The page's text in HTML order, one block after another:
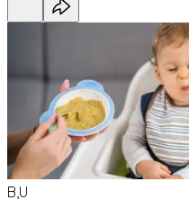
B,U